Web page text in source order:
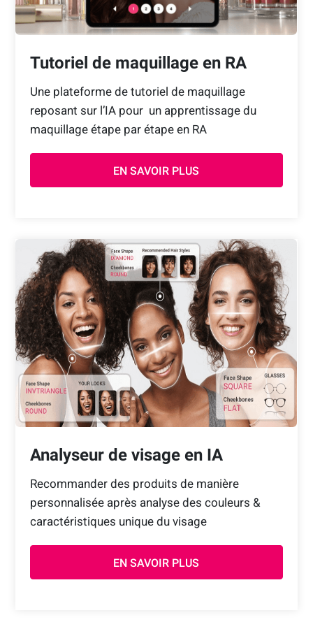
Tutoriel de maquillage en RA
Une plateforme de tutoriel de maquillage
reposant sur l’IA pour un apprentissage du
maquillage étape par étape en RA
EN SAVOIR PLUS
Analyseur de visage en IA
Recommander des produits de manière
personnalisée après analyse des couleurs &
caractéristiques unique du visage
EN SAVOIR PLUS